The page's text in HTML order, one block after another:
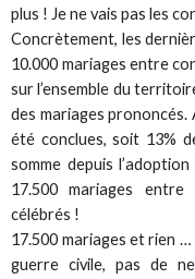
plus ! Je ne vais pas les
Concrètement, les
10.000 mariages entre
sur l’ensemble du
des mariages prononcés.
été conclues, soit 13%
somme depuis
17.500 mariages
célébrés !
17.500 mariages et rien
guerre civile, pas de